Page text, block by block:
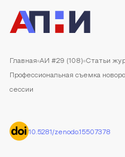
Главная АИ #29 (108) Статьи
Профессиональная съемка
сессии
10.5281/zenodo.15507378